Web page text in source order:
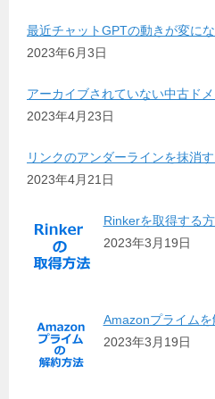
最近チャットGPTの動きが変にな
2023年6月3日
アーカイブされていない中古ド
2023年4月23日
リンクのアンダーラインを抹消す
2023年4月21日
Rinkerを取得する方
2023年3月19日
Amazonプライムを
2023年3月19日